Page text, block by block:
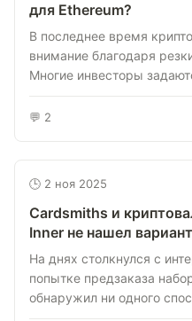
для Ethereum?
В последнее время
внимание благодаря
Многие инвесторы
💬 2
🕒 2 ноя 2025
Cardsmiths и
Inner не нашел
На днях столкнулся с
попытке предзаказа
обнаружил ни одного